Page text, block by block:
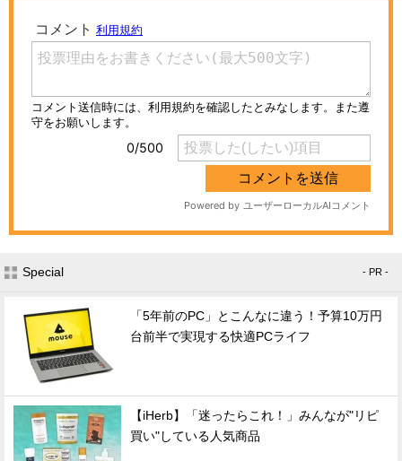
Special - PR -
「5年前のPC」とこんなに違う！予算10万円
台前半で実現する快適PCライフ
【iHerb】「迷ったらこれ！」みんなが"リピ
買い"している人気商品